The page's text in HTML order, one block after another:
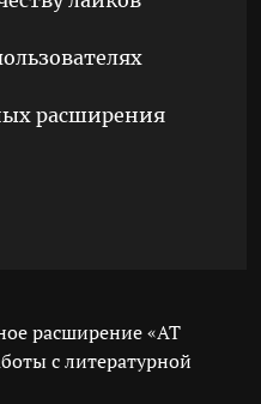
расширения
расширение «AT
с литературной